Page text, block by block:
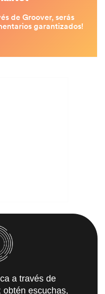
a través de
obtén escuchas,